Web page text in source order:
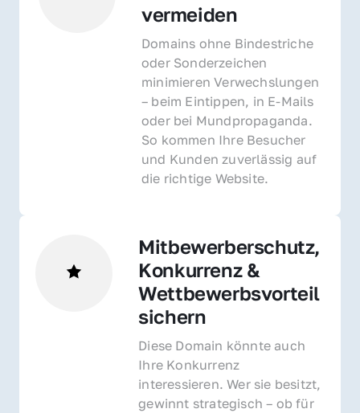
vermeiden
Domains ohne Bindestriche
oder Sonderzeichen
minimieren Verwechslungen
– beim Eintippen, in E-Mails
oder bei Mundpropaganda.
So kommen Ihre Besucher
und Kunden zuverlässig auf
die richtige Website.
Mitbewerberschutz,
Konkurrenz &
Wettbewerbsvorteil
sichern
Diese Domain könnte auch
Ihre Konkurrenz
interessieren. Wer sie besitzt,
gewinnt strategisch – ob für